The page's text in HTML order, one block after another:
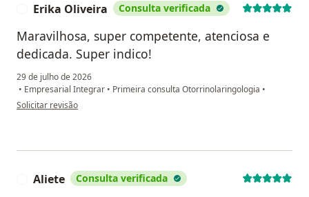
Erika Oliveira Consulta verificada
Maravilhosa, super competente, atenciosa e
dedicada. Super indico!
29 de julho de 2026
• Empresarial Integrar • Primeira consulta Otorrinolaringologia •
na opinião do utilizador Erika Oliveira
Solicitar revisão
Aliete Consulta verificada